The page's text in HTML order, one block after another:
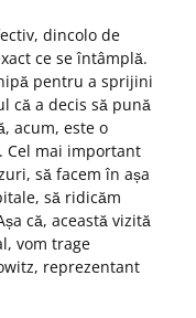
dincolo de
ce se întâmplă.
pentru a sprijini
că a decis să pună
acum, este o
Cel mai important
să facem în așa
să ridicăm
că, această vizită
vom trage
reprezentant